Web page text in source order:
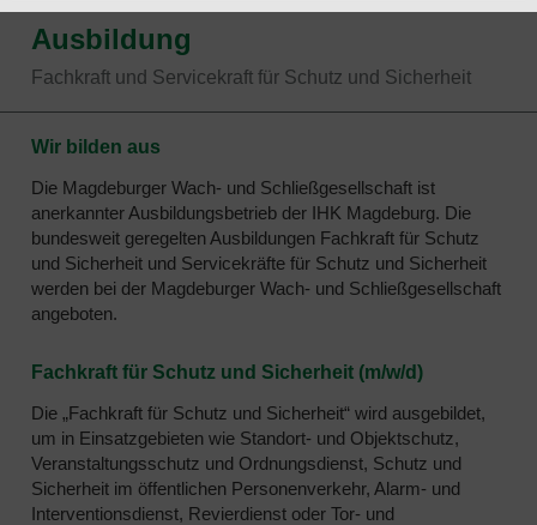
Ausbildung
Fachkraft und Servicekraft für Schutz und Sicherheit
Wir bilden aus
Die Magdeburger Wach- und Schließgesellschaft ist
anerkannter Ausbildungsbetrieb der IHK Magdeburg. Die
bundesweit geregelten Ausbildungen Fachkraft für Schutz
und Sicherheit und Servicekräfte für Schutz und Sicherheit
werden bei der Magdeburger Wach- und Schließgesellschaft
angeboten.
Fachkraft für Schutz und Sicherheit (m/w/d)
Die „Fachkraft für Schutz und Sicherheit“ wird ausgebildet,
um in Einsatzgebieten wie Standort- und Objektschutz,
Veranstaltungsschutz und Ordnungsdienst, Schutz und
Sicherheit im öffentlichen Personenverkehr, Alarm- und
Interventionsdienst, Revierdienst oder Tor- und